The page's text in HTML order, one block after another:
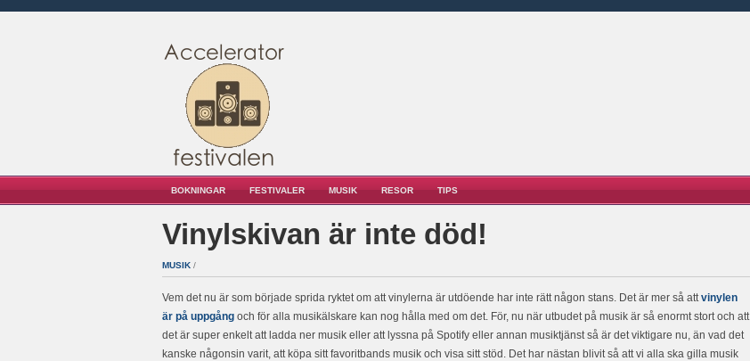
BOKNINGAR FESTIVALER MUSIK RESOR TIPS
Vinylskivan är inte död!
MUSIK /
Vem det nu är som började sprida ryktet om att vinylerna är utdöende har inte rätt någon stans. Det är mer så attvinylen
är på uppgång och för alla musikälskare kan nog hålla med om det. För, nu när utbudet på musik är så enormt stort och att
det är super enkelt att ladda ner musik eller att lyssna på Spotify eller annan musiktjänst så är det viktigare nu, än vad det
kanske någonsin varit, att köpa sitt favoritbands musik och visa sitt stöd. Det har nästan blivit så att vi alla ska gilla musik